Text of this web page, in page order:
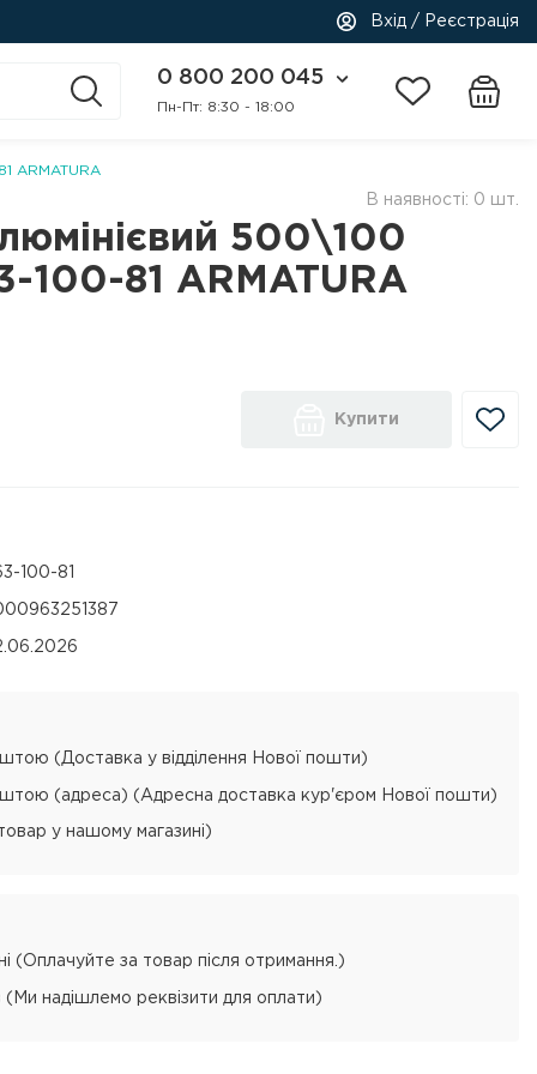
Вхід / Реєстрація
0 800 200 045
Пн-Пт: 8:30 - 18:00
ARMATURA
В наявності: 0 шт.
500\100
100-81 ARMATURA
Купити
100-81
(Доставка у відділення Нової пошти)
(адреса) (Адресна доставка кур'єром Нової пошти)
у нашому магазині)
(Оплачуйте за товар після отримання.)
(Ми надішлемо реквізити для оплати)